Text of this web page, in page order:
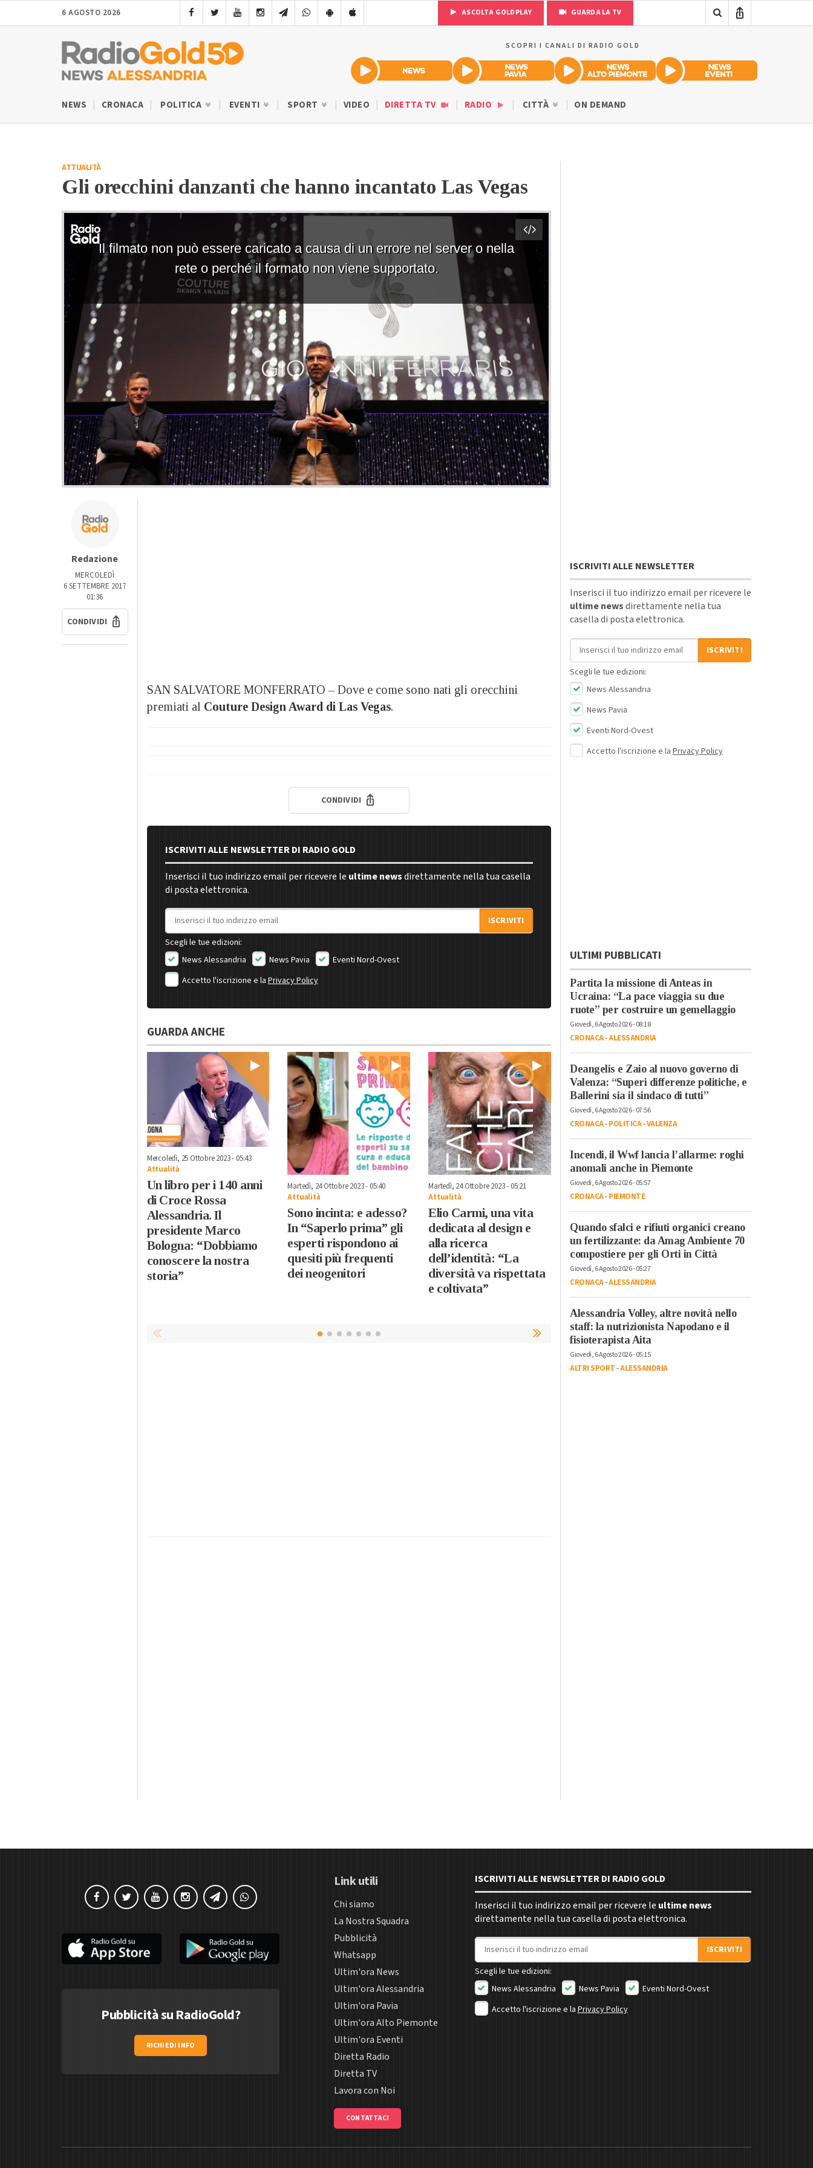
6 AGOSTO 2026 ASCOLTA GOLDPLAY GUARDA LA TV
SCOPRI I CANALI DI RADIO GOLD
NEWS CRONACA POLITICA EVENTI SPORT VIDEO DIRETTA TV RADIO CITTÀ ON DEMAND
ATTUALITÀ
Gli orecchini danzanti che hanno incantato Las Vegas
Redazione
MERCOLEDÌ
6 SETTEMBRE 2017
01:36
CONDIVIDI
SAN SALVATORE MONFERRATO – Dove e come sono nati gli orecchini
premiati al Couture Design Award di Las Vegas.
CONDIVIDI
ISCRIVITI ALLE NEWSLETTER DI RADIO GOLD
Inserisci il tuo indirizzo email per ricevere le ultime newsdirettamente nella tua casella
di posta elettronica.
Indirizzo email
ISCRIVITI
Scegli le tue edizioni:
News Alessandria
News Pavia
Eventi Nord-Ovest
Accetto l'iscrizione e laPrivacy Policy
GUARDA ANCHE
Mercoledì, 25 Ottobre 2023 - 05:43
Attualità
Un libro per i 140 anni
di Croce Rossa
Alessandria. Il
presidente Marco
Bologna: “Dobbiamo
conoscere la nostra
storia”
Martedì, 24 Ottobre 2023 - 05:40
Attualità
Sono incinta: e adesso?
In “Saperlo prima” gli
esperti rispondono ai
quesiti più frequenti
dei neogenitori
Martedì, 24 Ottobre 2023 - 05:21
Attualità
Elio Carmi, una vita
dedicata al design e
alla ricerca
dell’identità: “La
diversità va rispettata
e coltivata”
Sabato, 21 Ottobre 2023 - 05:40
Attualità
Dall’Italia alla
Catalogna per la lotta
dei lavoratori: la storia
di Luigino Bruni
raccontata ne “Il
Passaggio”
Venerdì, 20 Ottobre 2023 - 05:50
Il re del live
Festival: “Ci sono
ancora giovani
interessati al
ISCRIVITI ALLE NEWSLETTER
Inserisci il tuo indirizzo email per ricevere le
ultime newsdirettamente nella tua
casella di posta elettronica.
Indirizzo email
ISCRIVITI
Scegli le tue edizioni:
News Alessandria
News Pavia
Eventi Nord-Ovest
Accetto l'iscrizione e la Privacy Policy
ULTIMI PUBBLICATI
Partita la missione di Anteas in
Ucraina: “La pace viaggia su due
ruote” per costruire un gemellaggio
Giovedì, 6 Agosto 2026 - 08:18
CRONACA-ALESSANDRIA
Deangelis e Zaio al nuovo governo di
Valenza: “Superi differenze politiche, e
Ballerini sia il sindaco di tutti”
Giovedì, 6 Agosto 2026 - 07:56
CRONACA-POLITICA-VALENZA
Incendi, il Wwf lancia l’allarme: roghi
anomali anche in Piemonte
Giovedì, 6 Agosto 2026 - 05:57
CRONACA-PIEMONTE
Quando sfalci e rifiuti organici creano
un fertilizzante: da Amag Ambiente 70
compostiere per gli Orti in Città
Giovedì, 6 Agosto 2026 - 05:27
CRONACA-ALESSANDRIA
Alessandria Volley, altre novità nello
staff: la nutrizionista Napodano e il
fisioterapista Aita
Giovedì, 6 Agosto 2026 - 05:15
ALTRI SPORT-ALESSANDRIA
Pubblicità su RadioGold?
RICHIEDI INFO
Link utili
Chi siamo
La Nostra Squadra
Pubblicità
Whatsapp
Ultim'ora News
Ultim'ora Alessandria
Ultim'ora Pavia
Ultim'ora Alto Piemonte
Ultim'ora Eventi
Diretta Radio
Diretta TV
Lavora con Noi
CONTATTACI
ISCRIVITI ALLE NEWSLETTER DI RADIO GOLD
Inserisci il tuo indirizzo email per ricevere le ultime news
direttamente nella tua casella di posta elettronica.
Indirizzo email
ISCRIVITI
Scegli le tue edizioni:
News Alessandria
News Pavia
Eventi Nord-Ovest
Accetto l'iscrizione e la Privacy Policy